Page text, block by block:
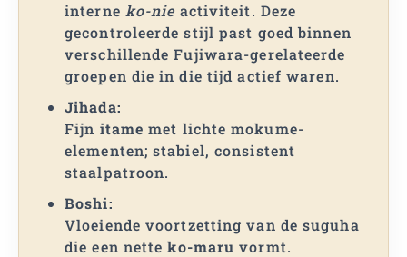
interne ko-nie activiteit. Deze
gecontroleerde stijl past goed binnen
verschillende Fujiwara-gerelateerde
groepen die in die tijd actief waren.
Jihada:
Fijn itame met lichte mokume-
elementen; stabiel, consistent
staalpatroon.
Boshi:
Vloeiende voortzetting van de suguha
die een netteko-maru vormt.